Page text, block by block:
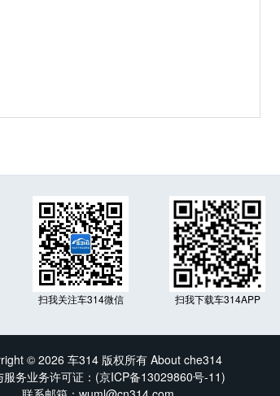
扫我关注车314微信 扫我下载车314APP
© 2026 车314 版权所有 About che314
服务业务许可证：(京ICP备13029860号-11)